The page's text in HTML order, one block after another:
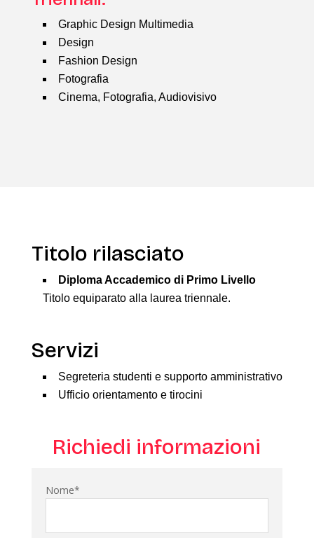
Graphic Design Multimedia
Design
Fashion Design
Fotografia
Cinema, Fotografia, Audiovisivo
Titolo rilasciato
Diploma Accademico di Primo Livello
Titolo equiparato alla laurea triennale.
Servizi
Segreteria studenti e supporto amministrativo
Ufficio orientamento e tirocini
Richiedi informazioni
Nome*